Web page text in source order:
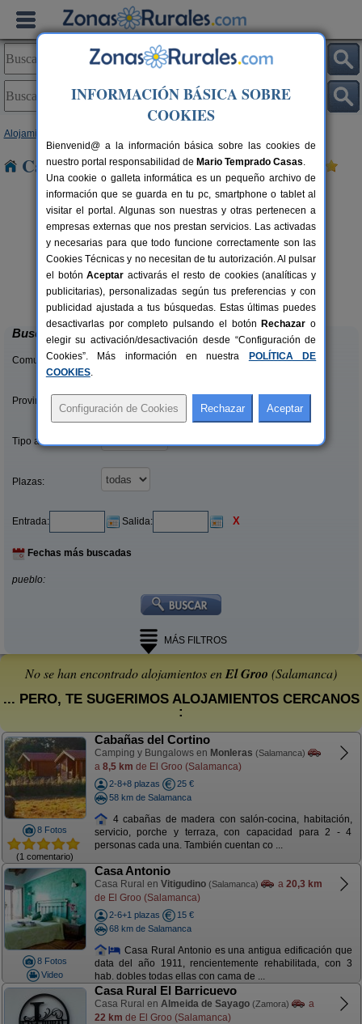
Alojamientos
Casas Rurales cerca de El Groo
6+1 pers.
desde15 €
Casa Rural La Cenicienta
Sancti Spiritus (Salamanca)
Buscar
Comunidades:
Provincias/Islas:
Tipo alquiler:
Plazas:
Entrada: Salida: X
Fechas más buscadas
pueblo:
MÁS FILTROS
No se han encontrado alojamientos enEl Groo (Salamanca)
... PERO, TE SUGERIMOS ALOJAMIENTOS CERCANOS
:
8 Fotos
(1 comentario)
Cabañas del Cortino
Camping y Bungalows en Monleras (Salamanca)
a 8,5 km de El Groo (Salamanca)
2-8+8 plazas
25 €
58 km de Salamanca
4 cabañas de madera con salón-cocina, habitación,
servicio, porche y terraza, con capacidad para 2 - 4
personas cada una. También cuentan co ...
8 Fotos
Video
Casa Antonio
Casa Rural en Vitigudino (Salamanca) a 20,3 km
de El Groo (Salamanca)
2-6+1 plazas
15 €
68 km de Salamanca
Casa Rural Antonio es una antigua edificación que
data del año 1911, rencientemente rehabilitada, con 3
hab. dobles todas ellas con cama de ...
Casa Rural El Barricuevo
Casa Rural en Almeida de Sayago (Zamora)
a
22 km de El Groo (Salamanca)
INFORMACIÓN BÁSICA SOBRE
COOKIES
Bienvenid@ a la información básica sobre las cookies de
nuestro portal responsabilidad de Mario Temprado Casas.
Una cookie o galleta informática es un pequeño archivo de
información que se guarda en tu pc, smartphone o tablet al
visitar el portal. Algunas son nuestras y otras pertenecen a
empresas externas que nos prestan servicios. Las activadas
y necesarias para que todo funcione correctamente son las
Cookies Técnicas y no necesitan de tu autorización. Al pulsar
el botónAceptar activarás el resto de cookies (analíticas y
publicitarias), personalizadas según tus preferencias y con
publicidad ajustada a tus búsquedas. Estas últimas puedes
desactivarlas por completo pulsando el botón Rechazar o
elegir su activación/desactivación desde “Configuración de
Cookies”. Más información en nuestra
POLÍTICA DE
COOKIES.